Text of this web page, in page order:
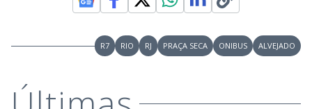
R7 RIO RJ PRAÇA SECA ONIBUS ALVEJADO